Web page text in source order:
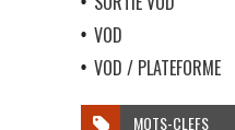
VOD
VOD / PLATEFORME
MOTS-CLEFS